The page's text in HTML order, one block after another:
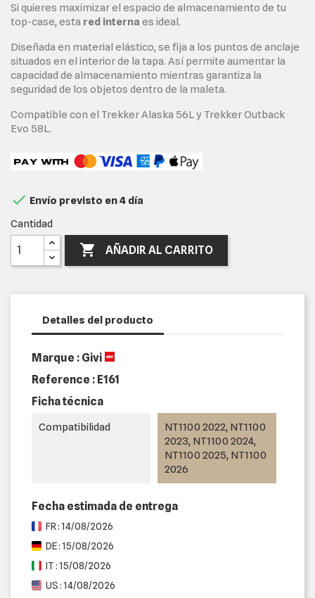
Si quieres maximizar el espacio de almacenamiento de tu
top-case, esta red interna es ideal.
Diseñada en material elástico, se fija a los puntos de anclaje
situados en el interior de la tapa. Así permite aumentar la
capacidad de almacenamiento mientras garantiza la
seguridad de los objetos dentro de la maleta.
Compatible con el Trekker Alaska 56L y Trekker Outback
Evo 58L.
 Envío previsto en 4 día
Cantidad
 AÑADIR AL CARRITO
Detalles del producto
Marque : Givi
Reference : E161
Ficha técnica
Compatibilidad
NT1100 2022, NT1100
2023, NT1100 2024,
NT1100 2025, NT1100
2026
Fecha estimada de entrega
FR : 14/08/2026
DE : 15/08/2026
IT : 15/08/2026
US : 14/08/2026